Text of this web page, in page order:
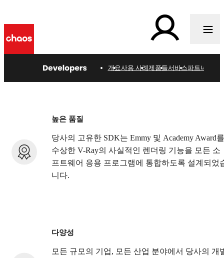
SDK 및 통합 기술
개요사용 사례제품들서비스파트너들
높은 품질
당사의 고유한 SDK는 Emmy 및 Academy Award를
수상한 V-Ray의 사실적인 렌더링 기능을 모든 소
프트웨어 응용 프로그램에 통합하도록 설계되었
니다.
다양성
모든 규모의 기업, 모든 산업 분야에서 당사의 개